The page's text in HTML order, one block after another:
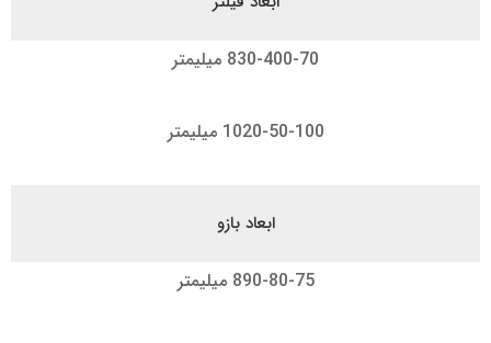
830-400-70 میلیمتر
1020-50-100 میلیمتر
ابعاد بازو
890-80-75 میلیمتر